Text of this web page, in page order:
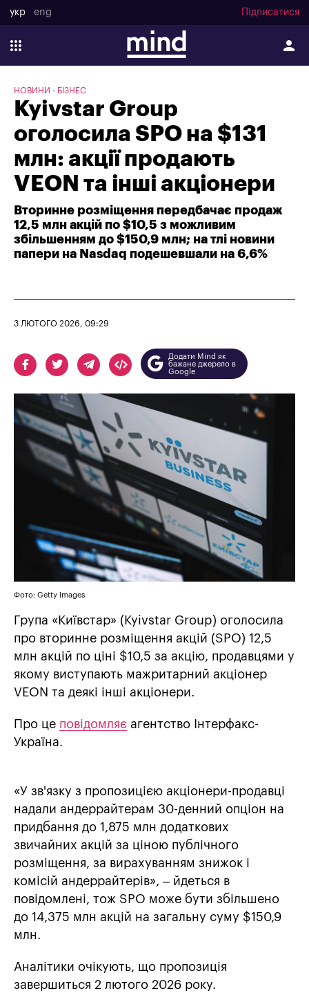
укр eng Підписатися
НОВИНИ БІЗНЕС
Kyivstar Group
оголосила SPO на $131
млн: акції продають
VEON та інші акціонери
Вторинне розміщення передбачає продаж
12,5 млн акцій по $10,5 з можливим
збільшенням до $150,9 млн; на тлі новини
папери на Nasdaq подешевшали на 6,6%
3 ЛЮТОГО 2026, 09:29
Додати Mind як
бажане джерело в
Google
Фото: Getty Images
Група «Київстар» (Kyivstar Group) оголосила
про вторинне розміщення акцій (SPO) 12,5
млн акцій по ціні $10,5 за акцію, продавцями у
якому виступають мажритарний акціонер
VEON та деякі інші акціонери.
Про це повідомляє агентство Інтерфакс-
Україна.
«У зв'язку з пропозицією акціонери-продавці
надали андеррайтерам 30-денний опціон на
придбання до 1,875 млн додаткових
звичайних акцій за ціною публічного
розміщення, за вирахуванням знижок і
комісій андеррайтерів», – йдеться в
повідомлені, тож SPO може бути збільшено
до 14,375 млн акцій на загальну суму $150,9
млн.
Аналітики очікують, що пропозиція
завершиться 2 лютого 2026 року.